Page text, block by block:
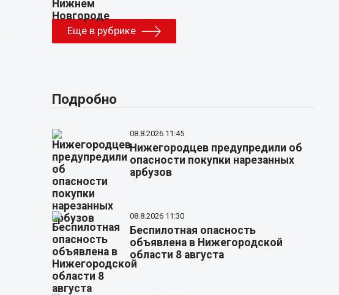
Еще в рубрике
Подробно
08.8.2026 11:45
Нижегородцев предупредили об
опасности покупки нарезанных
арбузов
08.8.2026 11:30
Беспилотная опасность
объявлена в Нижегородской
области 8 августа